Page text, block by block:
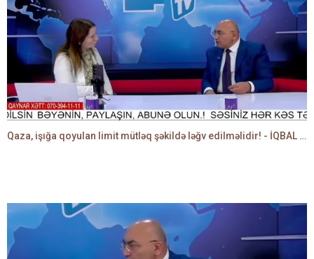
Qaza, işığa qoyulan limit mütləq şəkildə ləğv edilməlidir! - İQBAL AĞAZADƏ